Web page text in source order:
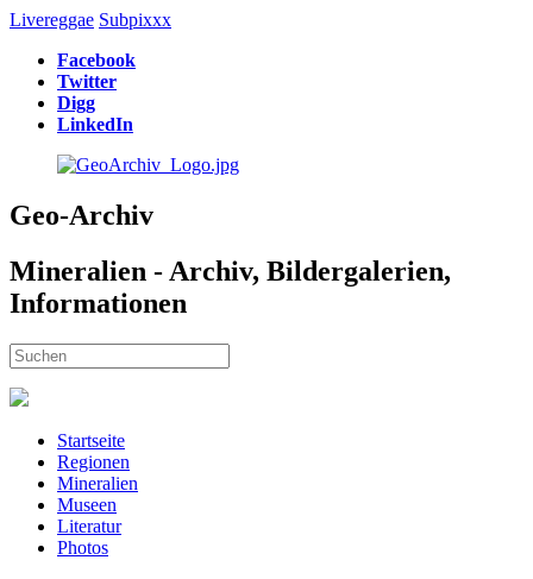
Livereggae Subpixxx
Facebook
Twitter
Digg
LinkedIn
Geo-Archiv
Mineralien - Archiv, Bildergalerien,
Informationen
Startseite
Regionen
Mineralien
Museen
Literatur
Photos